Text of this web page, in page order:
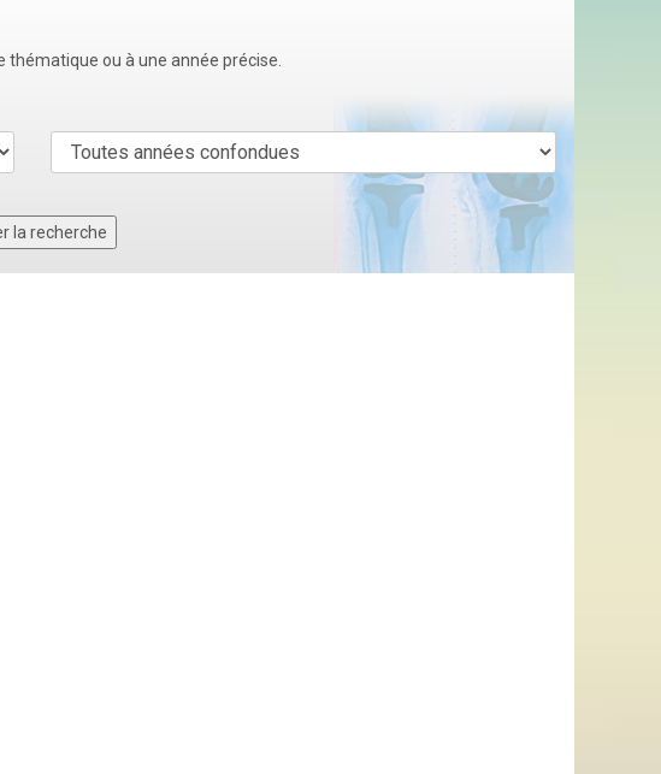
ou à une année précise.